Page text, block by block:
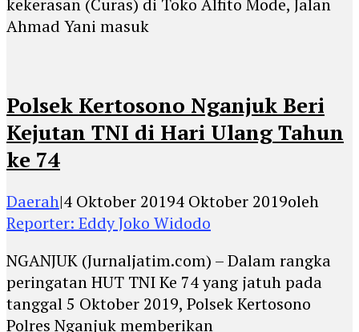
Ahmad Yani masuk
Polsek Kertosono Nganjuk Beri
Kejutan TNI di Hari Ulang Tahun
ke 74
Daerah|4 Oktober 20194 Oktober 2019oleh
Reporter: Eddy Joko Widodo
NGANJUK (Jurnaljatim.com) – Dalam rangka
peringatan HUT TNI Ke 74 yang jatuh pada
tanggal 5 Oktober 2019, Polsek Kertosono
Polres Nganjuk memberikan